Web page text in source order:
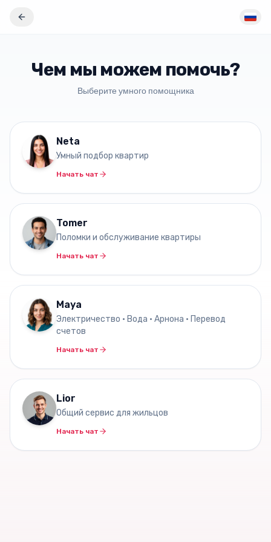
Чем мы можем помочь?
Выберите умного помощника
Neta
Умный подбор квартир
Начать чат
Tomer
Поломки и обслуживание квартиры
Начать чат
Maya
Электричество • Вода • Арнона • Перевод
счетов
Начать чат
Lior
Общий сервис для жильцов
Начать чат